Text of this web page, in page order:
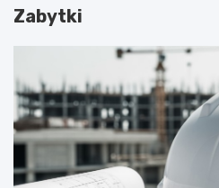
Zabytki